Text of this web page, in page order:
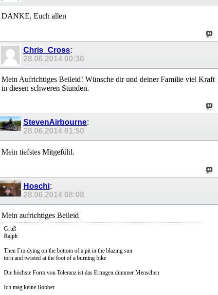
DANKE, Euch allen
Chris_Cross:
28.06.2014 00:36
Mein Aufrichtiges Beileid! Wünsche dir und deiner Familie viel Kraft
in diesen schweren Stunden.
StevenAirbourne:
28.06.2014 01:50
Mein tiefstes Mitgefühl.
Hoschi:
28.06.2014 08:08
Mein aufrichtiges Beileid
Gruß
Ralph
Then I`m dying on the bottom of a pit in the blazing sun
torn and twisted at the foot of a burning bike
Die höchste Form von Toleranz ist das Ertragen dummer Menschen
Ich mag keine Bobber